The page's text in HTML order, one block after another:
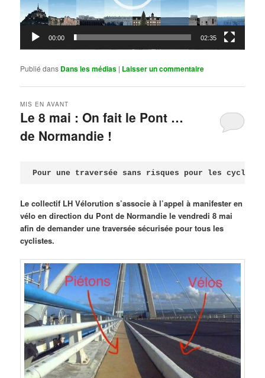
00:00 02:35
Publié dans Dans les médias | Laisser un commentaire
Le 8 mai : On fait le Pont …
de Normandie !
MIS EN AVANT
Pour une traversée sans risques pour les
Le collectif LH Vélorution s’associe à l’appel à manifester en
vélo en direction du Pont de Normandie le vendredi 8 mai
afin de demander une traversée sécurisée pour tous les
cyclistes.